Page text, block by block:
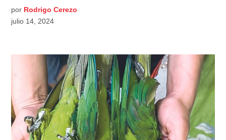
por Rodrigo Cerezo
julio 14, 2024